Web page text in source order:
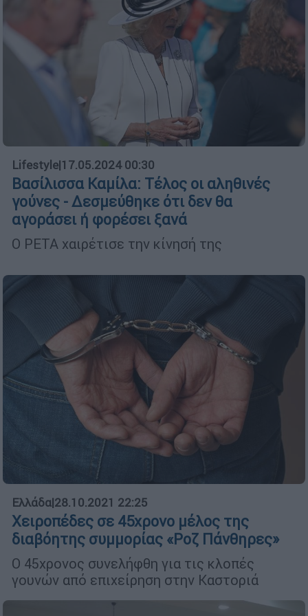
Lifestyle|17.05.2024 00:30
Βασίλισσα Καμίλα: Τέλος οι αληθινές
γούνες - Δεσμεύθηκε ότι δεν θα
αγοράσει ή φορέσει ξανά
O PETA χαιρέτισε την κίνησή της
Ελλάδα|28.10.2021 22:25
Χειροπέδες σε 45χρονο μέλος της
διαβόητης συμμορίας «Ροζ Πάνθηρες»
Ο 45χρονος συνελήφθη για τις κλοπές
γουνών από επιχείρηση στην Καστοριά